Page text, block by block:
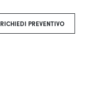
RICHIEDI PREVENTIVO